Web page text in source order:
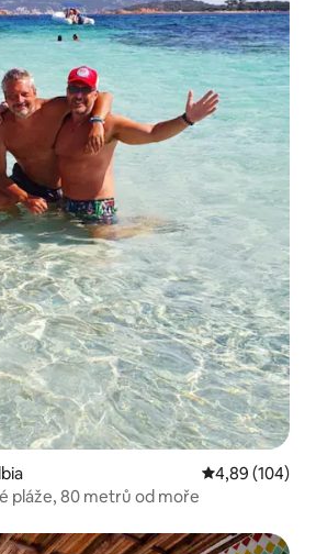
Průměrné
4,89 (104)
pláže, 80 metrů od moře